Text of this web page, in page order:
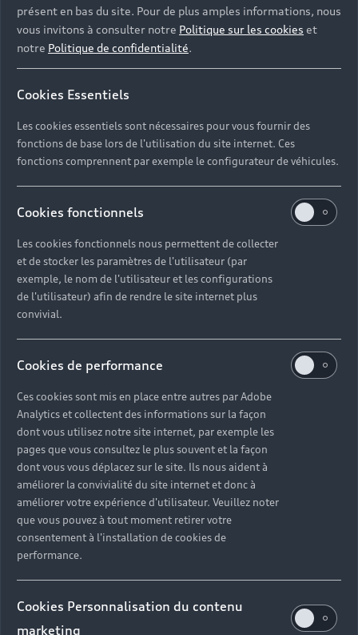
Profitez de l’expertise et du savoir-faire Audi pour
prendre soin de votre véhicule au quotidien à
l’adresse suivante : 1 Chemin de Lachiste, 64100
Bayonne.
Découvrir la concession
Optez pour un
service adapté à
vos besoins
avec Audi
Bayonne
hiver en passant par la préparation au contrôle
technique ou à des solutions de mobilité en cas
présent en bas du site. Pour de plus amples informations, nous
vous invitons à consulter notre Politique sur les cookies et
notre Politique de confidentialité.
Cookies Essentiels
Les cookies essentiels sont nécessaires pour vous fournir des
fonctions de base lors de l'utilisation du site internet. Ces
fonctions comprennent par exemple le configurateur de véhicules.
Cookies fonctionnels
Les cookies fonctionnels nous permettent de collecter
et de stocker les paramètres de l'utilisateur (par
exemple, le nom de l'utilisateur et les configurations
de l'utilisateur) afin de rendre le site internet plus
convivial.
Cookies de performance
Ces cookies sont mis en place entre autres par Adobe
Analytics et collectent des informations sur la façon
dont vous utilisez notre site internet, par exemple les
pages que vous consultez le plus souvent et la façon
dont vous vous déplacez sur le site. Ils nous aident à
améliorer la convivialité du site internet et donc à
améliorer votre expérience d'utilisateur. Veuillez noter
que vous pouvez à tout moment retirer votre
consentement à l'installation de cookies de
performance.
Cookies Personnalisation du contenu
marketing